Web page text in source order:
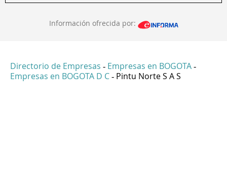
Información ofrecida por:
Directorio de Empresas - Empresas en BOGOTA -
Empresas en BOGOTA D C - Pintu Norte S A S